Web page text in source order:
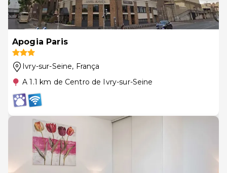
Apogia Paris
Ivry-sur-Seine, França
A 1.1 km de Centro de Ivry-sur-Seine